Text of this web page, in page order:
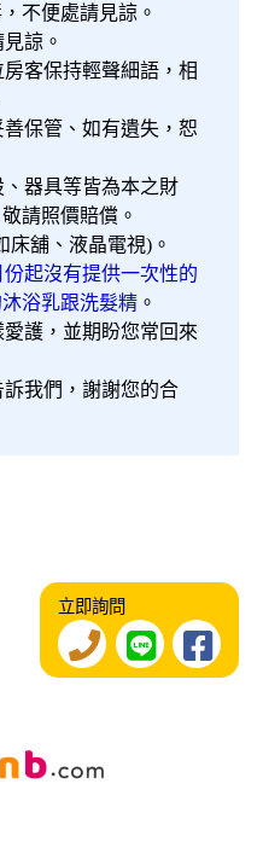
不便處請見諒。
諒。
客保持輕聲細語，相
保管、如有遺失，恕
器具等皆為本之財
請照價賠償。
舖、液晶電視)。
起沒有提供一次性的
浴乳跟洗髮精 。
護，並期盼您常回來
我們，謝謝您的合
立即詢問